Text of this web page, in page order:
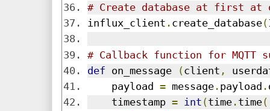
# Create database at first at
influx_client . create_database(
# Callback function for MQTT
def on_message (client ,
    payload
= message . payload .
    timestamp
= int (time . time